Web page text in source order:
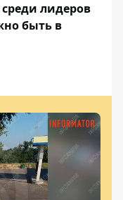
среди лидеров
быть в